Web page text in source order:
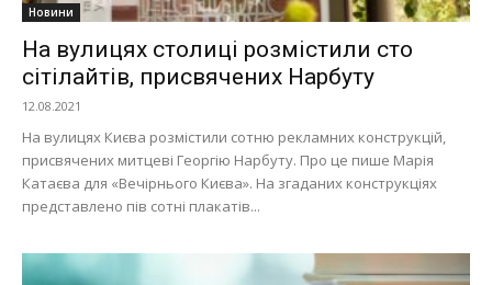
Новини
На вулицях столиці розмістили сто
сітілайтів, присвячених Нарбуту
12.08.2021
На вулицях Києва розмістили сотню рекламних конструкцій,
присвячених митцеві Георгію Нарбуту. Про це пише Марія
Катаєва для «Вечірнього Києва». На згаданих конструкціях
представлено пів сотні плакатів...